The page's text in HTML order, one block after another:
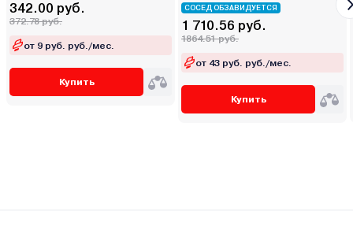
342.00 руб.
372.78 руб.
от 9 руб. руб./мес.
Купить
СОСЕД ОБЗАВИДУЕТСЯ
1 710.56 руб.
1864.51 руб.
от 43 руб. руб./мес.
Купить